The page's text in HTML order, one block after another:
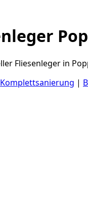
Fliesenleger in
Komplettsanierung |